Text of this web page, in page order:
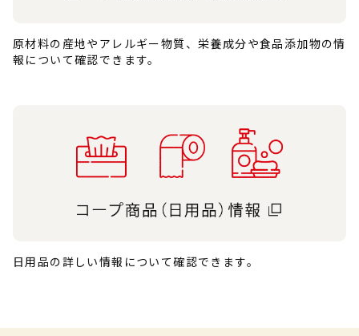
原材料の産地やアレルギー物質、栄養成分や食品添加物の情
報について確認できます。
日用品の詳しい情報について確認できます。